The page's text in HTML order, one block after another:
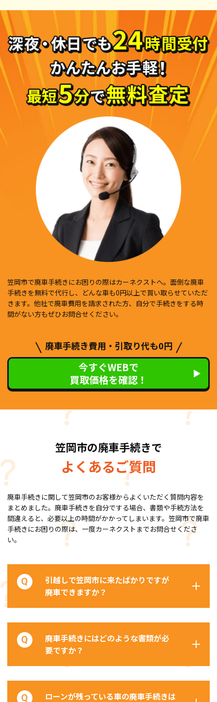
笠岡市で廃車手続きにお困りの際はカーネクストへ。面倒な廃車
手続きを無料で代行し、どんな車も0円以上で買い取らせていただ
きます。他社で廃車費用を請求された方、自分で手続きをする時
間がない方もぜひお問合せください。
廃車手続き費用・引取り代も0円
今すぐWEBで
買取価格を確認！
笠岡市の廃車手続きで
よくあるご質問
廃車手続きに関して笠岡市のお客様からよくいただく質問内容を
まとめました。廃車手続きを自分でする場合、書類や手続方法を
間違えると、必要以上の時間がかかってしまいます。笠岡市で廃車
手続きにお困りの際は、一度カーネクストまでお問合せくださ
い。
引越しで笠岡市に来たばかりですが
廃車できますか？
廃車手続きにはどのような書類が必
要ですか？
ローンが残っている車の廃車手続きは